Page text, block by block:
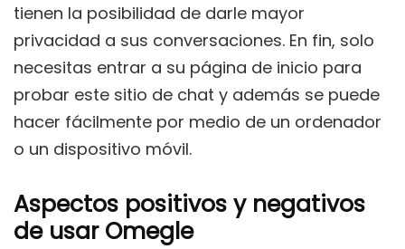
tienen la posibilidad de darle mayor
privacidad a sus conversaciones. En fin, solo
necesitas entrar a su página de inicio para
probar este sitio de chat y además se puede
hacer fácilmente por medio de un ordenador
o un dispositivo móvil.
Aspectos positivos y negativos
de usar Omegle